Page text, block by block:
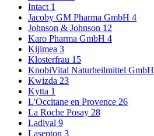
Intact 1
Jacoby GM Pharma GmbH 4
Johnson & Johnson 12
Karo Pharma GmbH 4
Kijimea 3
Klosterfrau 15
KnobiVital Naturheilmittel GmbH
Kwizda 23
Kytta 1
L'Occitane en Provence 26
La Roche Posay 28
Ladival 9
Lasepton 3